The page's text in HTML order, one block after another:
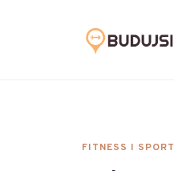
FITNESS I SPORT